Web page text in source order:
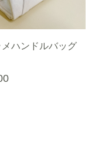
ハンドルバッグ